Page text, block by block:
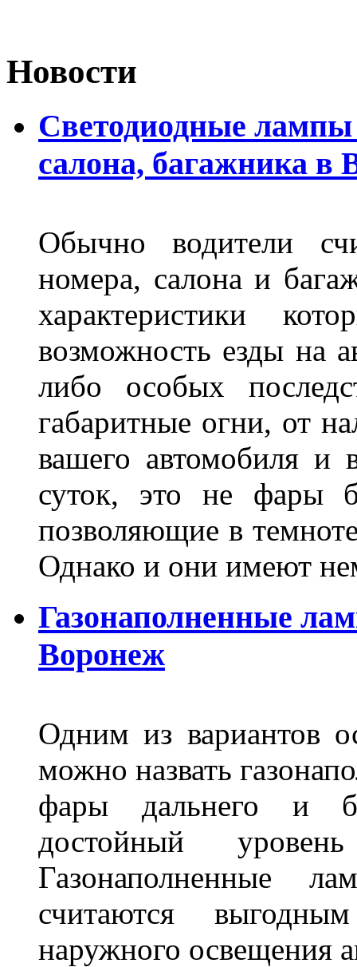
Новости
Светодиодные лампы
салона, багажника в
Обычно водители
номера, салона и
характеристики
возможность езды на
либо особых
габаритные огни, от
вашего автомобиля и
суток, это не фары
позволяющие в
Однако и они имеют
Газонаполненные
Воронеж
Одним из вариантов
можно назвать
фары дальнего и
достойный
Газонаполненные
считаются
наружного освещения